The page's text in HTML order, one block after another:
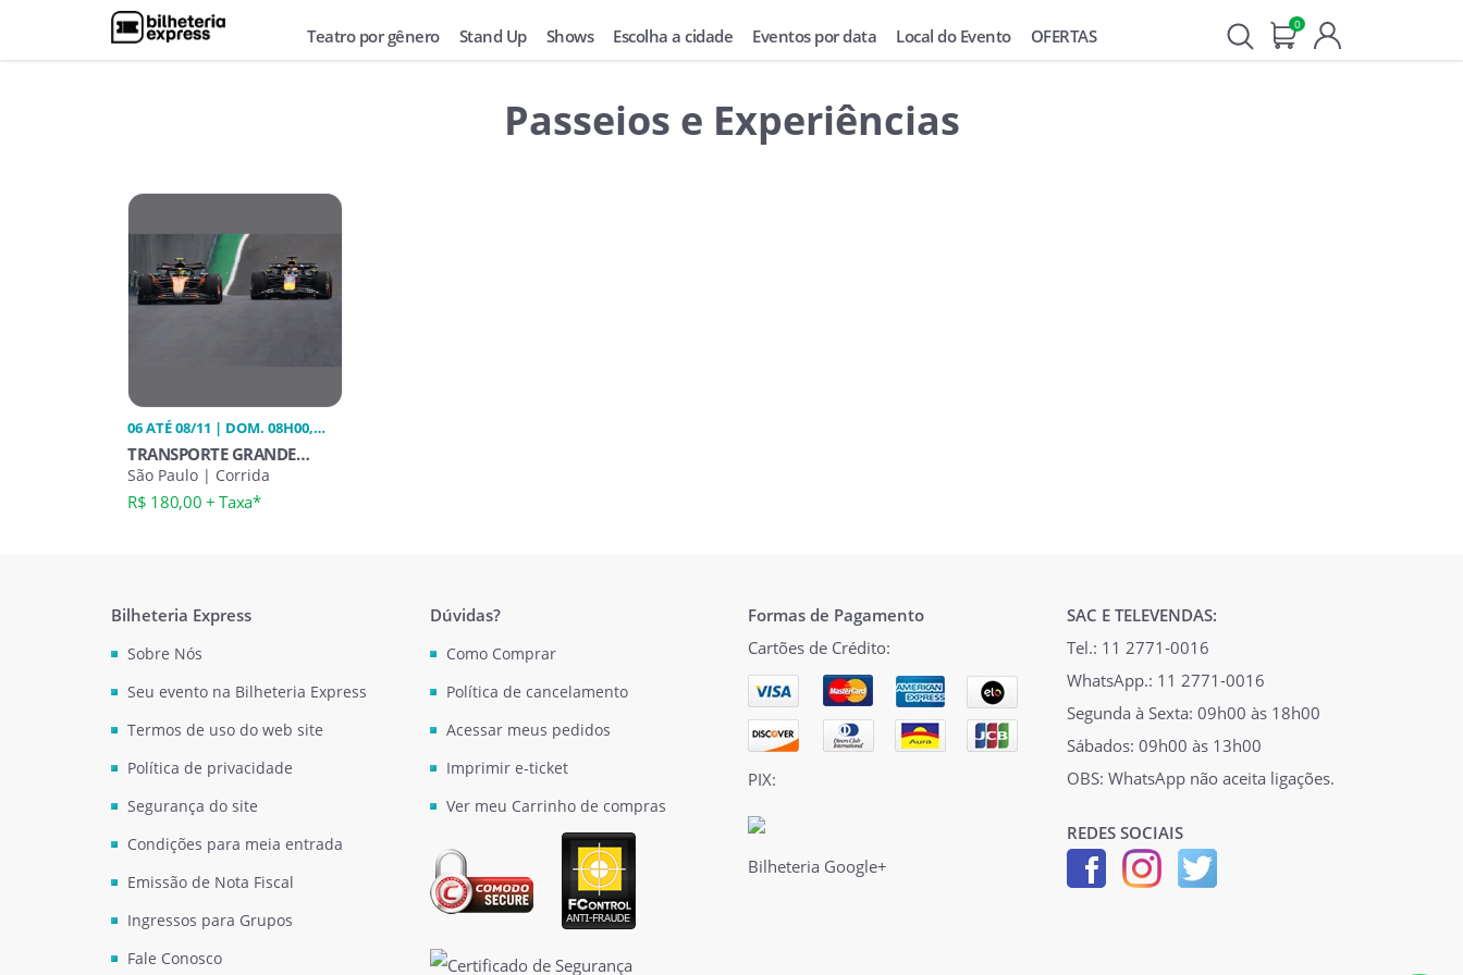
Teatro por gênero Stand Up Shows Escolha a cidade Eventos por data Local do Evento OFERTAS
0
Passeios e Experiências
06 ATÉ 08/11 | DOM. 08H00,
SEX. 08H00, SÁB. 08H00
TRANSPORTE GRANDE
PRÊMIO FÓRMULA1 2026
São Paulo | Corrida
R$ 180,00 + Taxa*
Bilheteria Express
Sobre Nós
Seu evento na Bilheteria Express
Termos de uso do web site
Política de privacidade
Segurança do site
Condições para meia entrada
Emissão de Nota Fiscal
Ingressos para Grupos
Fale Conosco
Dúvidas?
Como Comprar
Política de cancelamento
Acessar meus pedidos
Imprimir e-ticket
Ver meu Carrinho de compras
Formas de Pagamento
Cartões de Crédito:
PIX:
Bilheteria Google+
SAC E TELEVENDAS:
Tel.: 11 2771-0016
WhatsApp.: 11 2771-0016
Segunda à Sexta: 09h00 às 18h00
Sábados: 09h00 às 13h00
OBS: WhatsApp não aceita ligações.
REDES SOCIAIS